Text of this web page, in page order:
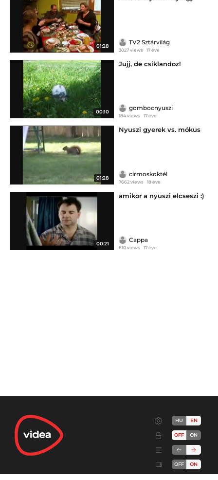
01:28
TV2 Sztárvilág
3027 views 17 éve
00:10
Jujj, de csiklandoz!
gombocnyuszi
184 views 17 éve
01:28
Nyuszi gyerek vs. mókus
cirmoskoktél
7662 views 18 éve
00:21
amikor a nyuszi elcseszi :)
Cappa
610 views 17 éve
HU EN
OFF ON
OFF ON